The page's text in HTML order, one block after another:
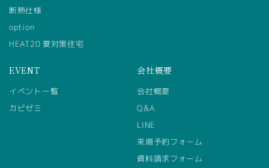
断熱仕様
option
HEAT20 夏対策住宅
EVENT
イベント一覧
カビゼミ
会社概要
会社概要
Q&A
LINE
来場予約フォーム
資料請求フォーム